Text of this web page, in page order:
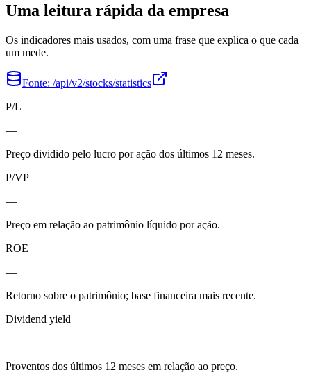
Uma leitura rápida da empresa
Os indicadores mais usados, com uma frase que explica o que cada
um mede.
Fonte: /api/v2/stocks/statistics
P/L
—
Preço dividido pelo lucro por ação dos últimos 12 meses.
P/VP
—
Preço em relação ao patrimônio líquido por ação.
ROE
—
Retorno sobre o patrimônio; base financeira mais recente.
Dividend yield
—
Proventos dos últimos 12 meses em relação ao preço.